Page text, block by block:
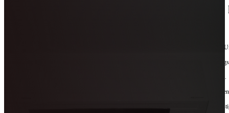
🔧 Geräte-Retter-Prämie – Weil
Manchmal braucht es nur eine zweite Chance. Für Geräte. Für Ressourcen. Für unsere
reparieren wir, was andere
Jede gerettete Maschine zählt. Jeder reparierte Motor wirkt. Jede Entscheidung macht
Reparieren statt wegwerfen. Verantwortung statt Verschwendung. Zukunft statt